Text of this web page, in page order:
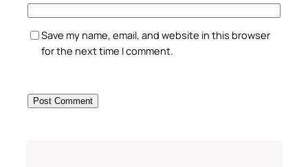
Save my name, email, and website in this browser
for the next time I comment.